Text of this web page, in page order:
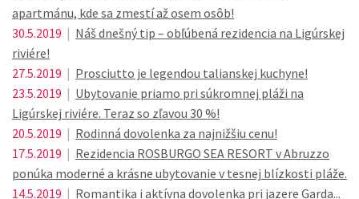
apartmánu, kde sa zmestí až osem osôb!
30.5.2019 | Náš dnešný tip – obľúbená rezidencia na Ligúrskej
riviére!
27.5.2019 | Prosciutto je legendou talianskej kuchyne!
23.5.2019 | Ubytovanie priamo pri súkromnej pláži na
Ligúrskej riviére. Teraz so zľavou 30 %!
20.5.2019 | Rodinná dovolenka za najnižšiu cenu!
17.5.2019 | Rezidencia ROSBURGO SEA RESORT v Abruzzo
ponúka moderné a krásne ubytovanie v tesnej blízkosti pláže.
14.5.2019 | Romantika i aktívna dovolenka pri jazere Garda...